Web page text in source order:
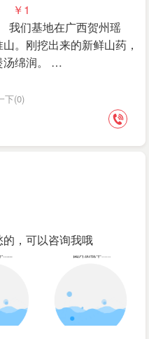
￥1
我们基地在广西贺州瑶
。刚挖出来的新鲜山药，
汤绵润。 …
下(0)
，可以咨询我哦